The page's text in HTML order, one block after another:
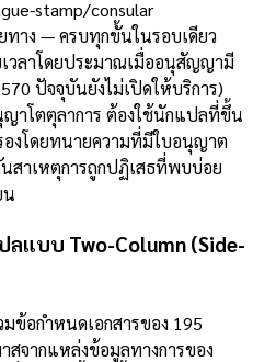
stamp/consular
าง — ครบทุกขั้นในรอบเดียว
วลาโดยประมาณเมื่ออนุสัญญามี
ปัจจุบันยังไม่เปิดให้บริการ)
าโตตุลาการ ต้องใช้นักแปลที่ขึ้น
องโดยทนายความที่มีใบอนุญาต
สาเหตุการถูกปฏิเสธที่พบบ่อย
น
แบบ Two-Column (Side-
ข้อกำหนดเอกสารของ 195
สจากแหล่งข้อมูลทางการของ